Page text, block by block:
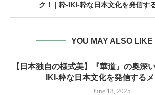
ク！ | 粋-IKI-粋な日本文化を発信す
YOU MAY ALSO LIKE
【日本独自の様式美】『華道』の奥深
IKI-粋な日本文化を発信する
June 18, 2025